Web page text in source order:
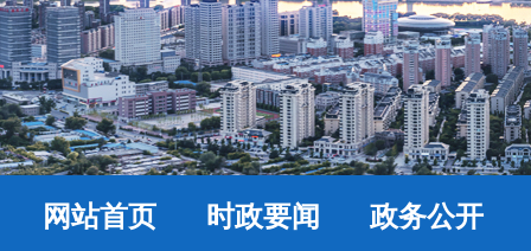
网站首页 时政要闻 政务公开